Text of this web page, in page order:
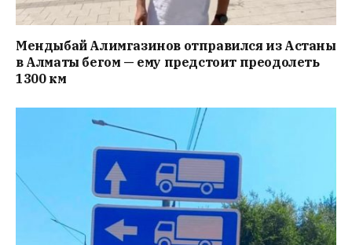
Мендыбай Алимгазинов отправился из Астаны
в Алматы бегом — ему предстоит преодолеть
1300 км